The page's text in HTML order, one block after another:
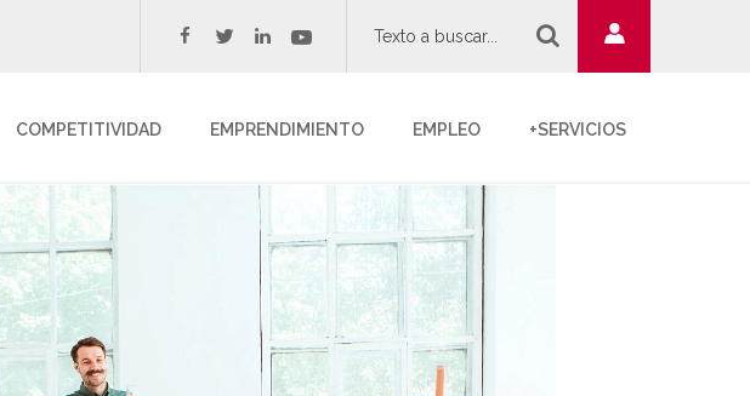
facebook
twitterlinkedinyoutube
COMPETITIVIDAD EMPRENDIMIENTO EMPLEO +SERVICIOS